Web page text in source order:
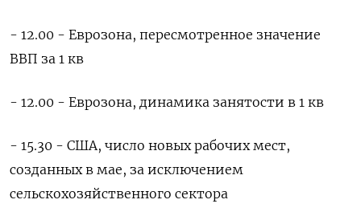
- 12.00 - Еврозона, пересмотренное значение
ВВП за 1 кв
- 12.00 - Еврозона, динамика занятости в 1 кв
- 15.30 - США, число новых рабочих мест,
созданных в мае, за исключением
сельскохозяйственного сектора